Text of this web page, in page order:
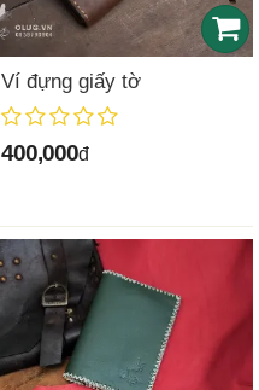
Ví đựng giấy tờ
400,000đ